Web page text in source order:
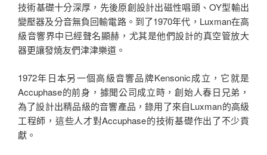
技術基礎十分深厚，先後原創設計出磁性唱頭、OY型輸出
變壓器及分音無負回輸電路。到了1970年代，Luxman在高
級音響界中已經聲名顯赫，尤其是他們設計的真空管放大
器更讓發燒友們津津樂道。
1972年日本另一個高級音響品牌Kensonic成立，它就是
Accuphase的前身，據聞公司成立時，創始人春日兄弟，
為了設計出精品級的音響產品，錄用了來自Luxman的高級
工程師，這些人才對Accuphase的技術基礎作出了不少貢
獻。